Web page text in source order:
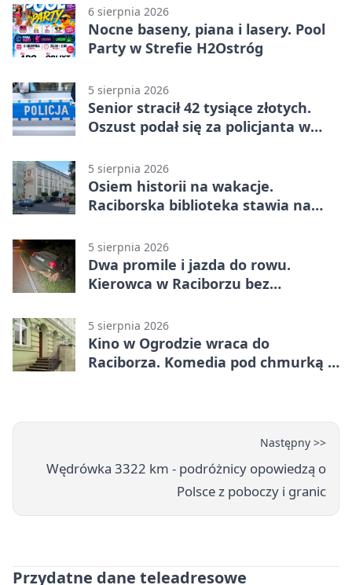
6 sierpnia 2026
Nocne baseny, piana i lasery. Pool
Party w Strefie H2Ostróg
5 sierpnia 2026
Senior stracił 42 tysiące złotych.
Oszust podał się za policjanta w
5 sierpnia 2026
Osiem historii na wakacje.
Raciborska biblioteka stawia na
5 sierpnia 2026
Dwa promile i jazda do rowu.
Kierowca w Raciborzu bez
5 sierpnia 2026
Kino w Ogrodzie wraca do
Raciborza. Komedia pod chmurką w
Następny >>
Wędrówka 3322 km - podróżnicy opowiedzą o
Polsce z poboczy i granic
Przydatne dane teleadresowe